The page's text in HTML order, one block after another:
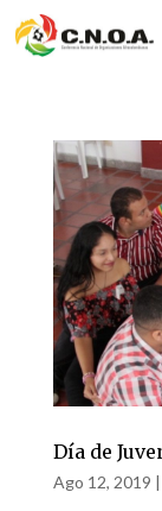
Día de
Ago 12, 2019 |